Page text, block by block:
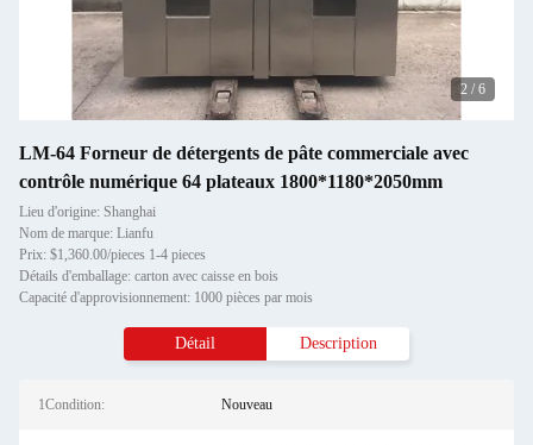
2 / 6
LM-64 Forneur de détergents de pâte commerciale avec
contrôle numérique 64 plateaux 1800*1180*2050mm
Lieu d'origine: Shanghai
Nom de marque: Lianfu
Prix: $1,360.00/pieces 1-4 pieces
Détails d'emballage: carton avec caisse en bois
Capacité d'approvisionnement: 1000 pièces par mois
Détail Description
1Condition: Nouveau